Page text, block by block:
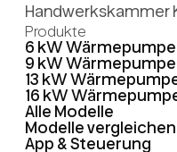
Handwerkskammer
Produkte
6 kW Wärmepumpe
9 kW Wärmepumpe
13 kW
16 kW
Alle Modelle
Modelle vergleichen
App & Steuerung